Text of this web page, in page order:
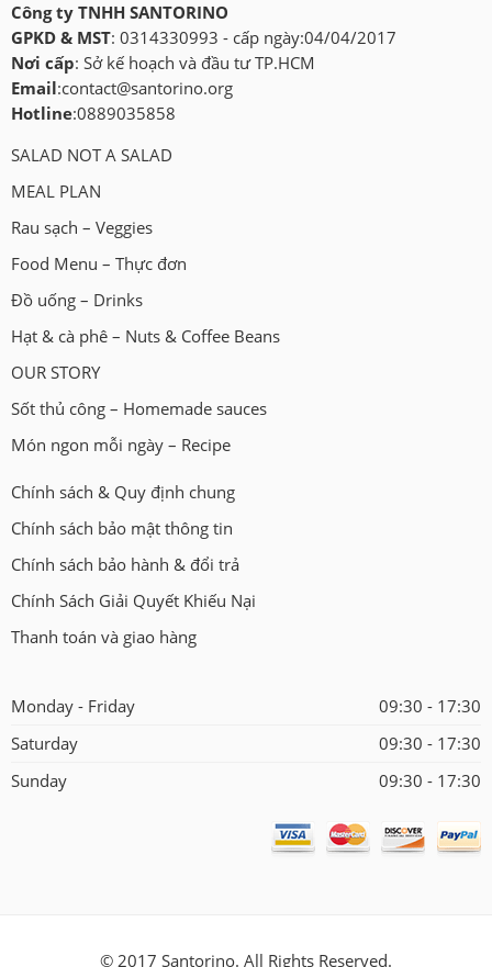
Công ty TNHH SANTORINO
GPKD & MST: 0314330993 - cấp ngày:04/04/2017
Nơi cấp: Sở kế hoạch và đầu tư TP.HCM
Email:contact@santorino.org
Hotline:0889035858
SALAD NOT A SALAD
MEAL PLAN
Rau sạch – Veggies
Food Menu – Thực đơn
Đồ uống – Drinks
Hạt & cà phê – Nuts & Coffee Beans
OUR STORY
Sốt thủ công – Homemade sauces
Món ngon mỗi ngày – Recipe
Chính sách & Quy định chung
Chính sách bảo mật thông tin
Chính sách bảo hành & đổi trả
Chính Sách Giải Quyết Khiếu Nại
Thanh toán và giao hàng
Monday - Friday
09:30 - 17:30
Saturday
09:30 - 17:30
Sunday
09:30 - 17:30
© 2017 Santorino. All Rights Reserved.